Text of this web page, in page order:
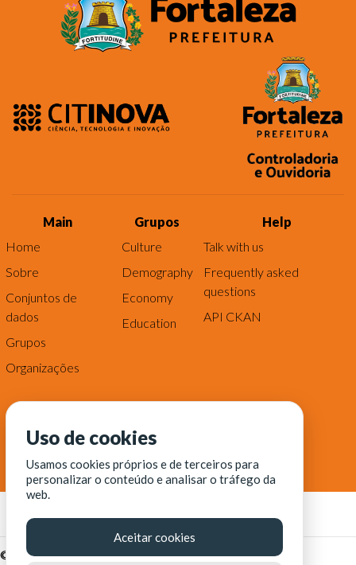
Main
Home
Sobre
Conjuntos de
dados
Grupos
Organizações
Grupos
Culture
Demography
Economy
Education
Help
Talk with us
Frequently asked
questions
API CKAN
© Fortaleza Digital || CITINOVA - Fundação de Ciência,
Uso de cookies
Usamos cookies próprios e de terceiros para
personalizar o conteúdo e analisar o tráfego da
web.
Aceitar cookies